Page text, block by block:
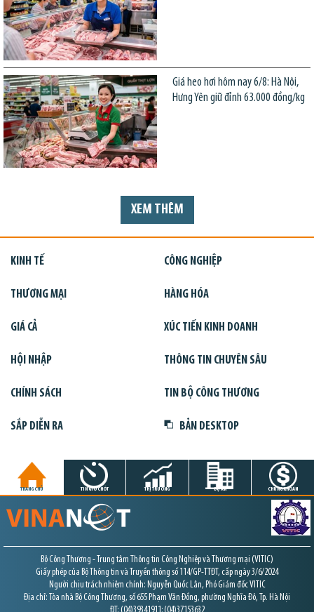
Giá heo hơi hôm nay 6/8: Hà Nội,
Hưng Yên giữ đỉnh 63.000 đồng/kg
XEM THÊM
KINH TẾ CÔNG NGHIỆP
THƯƠNG MẠI HÀNG HÓA
GIÁ CẢ XÚC TIẾN KINH DOANH
HỘI NHẬP THÔNG TIN CHUYÊN SÂU
CHÍNH SÁCH TIN BỘ CÔNG THƯƠNG
SẮP DIỄN RA BẢN DESKTOP
TRANG CHỦ TIN GIỜ CHÓT THỊ TRƯỜNG DỰ ÁN CHỨNG KHOÁN
Bộ Công Thương - Trung tâm Thông tin Công Nghiệp và Thương mại (VITIC)
Giấy phép của Bộ Thông tin và Truyền thông số 114/GP-TTĐT, cấp ngày 3/6/2024
Người chịu trách nhiệm chính: Nguyễn Quốc Lân, Phó Giám đốc VITIC
Địa chỉ: Tòa nhà Bộ Công Thương, số 655 Phạm Văn Đồng, phường Nghĩa Đô, Tp. Hà Nội